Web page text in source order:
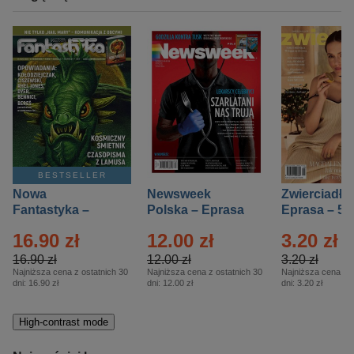
BESTSELLER
Nowa
Fantastyka –
16.90 zł
16.90 zł
Najniższa cena z ostatnich 30
dni: 16.90 zł
Newsweek
Polska – Eprasa
12.00 zł
12.00 zł
Najniższa cena z ostatnich 30
dni: 12.00 zł
Zwierciadło
Eprasa – 5/
3.20 zł
3.20 zł
Najniższa cena z
dni: 3.20 zł
High-contrast mode